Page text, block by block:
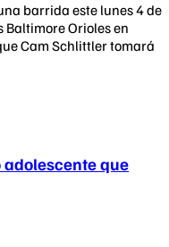
barrida este lunes 4 de
Baltimore Orioles en
Cam Schlittler tomará
que